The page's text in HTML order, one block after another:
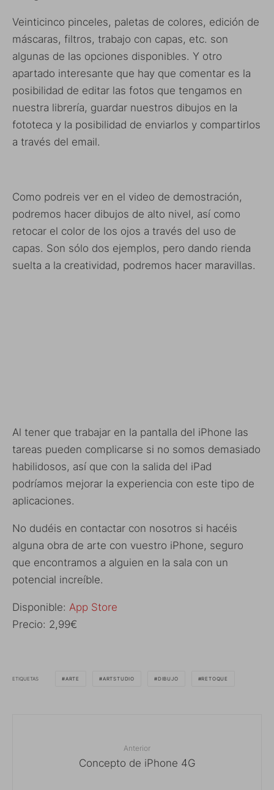
Veinticinco pinceles, paletas de colores, edición de
máscaras, filtros, trabajo con capas, etc. son
algunas de las opciones disponibles. Y otro
apartado interesante que hay que comentar es la
posibilidad de editar las fotos que tengamos en
nuestra librería, guardar nuestros dibujos en la
fototeca y la posibilidad de enviarlos y compartirlos
a través del email.
Como podreis ver en el video de demostración,
podremos hacer dibujos de alto nivel, así como
retocar el color de los ojos a través del uso de
capas. Son sólo dos ejemplos, pero dando rienda
suelta a la creatividad, podremos hacer maravillas.
Al tener que trabajar en la pantalla del iPhone las
tareas pueden complicarse si no somos demasiado
habilidosos, así que con la salida del iPad
podríamos mejorar la experiencia con este tipo de
aplicaciones.
No dudéis en contactar con nosotros si hacéis
alguna obra de arte con vuestro iPhone, seguro
que encontramos a alguien en la sala con un
potencial increíble.
Disponible: App Store
Precio: 2,99€
ETIQUETAS ARTE ARTSTUDIO DIBUJO RETOQUE
Anterior
Concepto de iPhone 4G